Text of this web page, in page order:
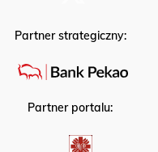
Partner strategiczny:
Partner portalu: